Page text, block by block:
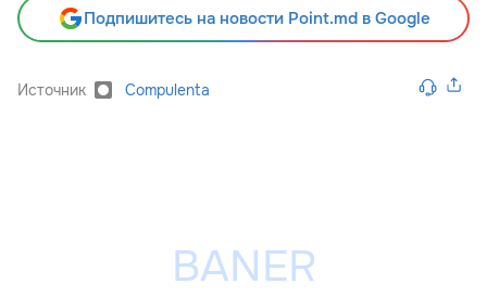
Подпишитесь на новости Point.md в Google
Источник Compulenta